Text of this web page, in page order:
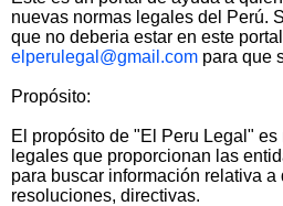
nuevas normas legales del Perú.
que no deberia estar en este
elperulegal@gmail.com para que
Propósito:
El propósito de "El Peru Legal" es
legales que proporcionan las
para buscar información relativa a
resoluciones, directivas.